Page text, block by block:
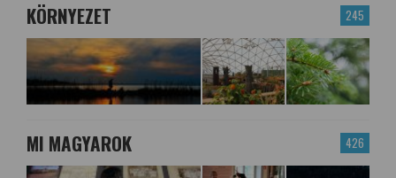
245
KÖRNYEZET
426
MI MAGYAROK